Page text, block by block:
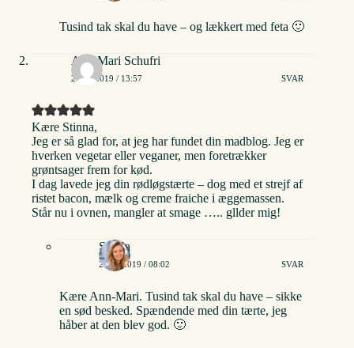
Tusind tak skal du have – og lækkert med feta 🙂
Ann-Mari Schufri
21/04/2019 / 13:57 SVAR
Kære Stinna,
Jeg er så glad for, at jeg har fundet din madblog. Jeg er
hverken vegetar eller veganer, men foretrækker
grøntsager frem for kød.
I dag lavede jeg din rødløgstærte – dog med et strejf af
ristet bacon, mælk og creme fraiche i æggemassen.
Står nu i ovnen, mangler at smage ….. gllder mig!
Stinna
22/04/2019 / 08:02 SVAR
Kære Ann-Mari. Tusind tak skal du have – sikke
en sød besked. Spændende med din tærte, jeg
håber at den blev god. 🙂